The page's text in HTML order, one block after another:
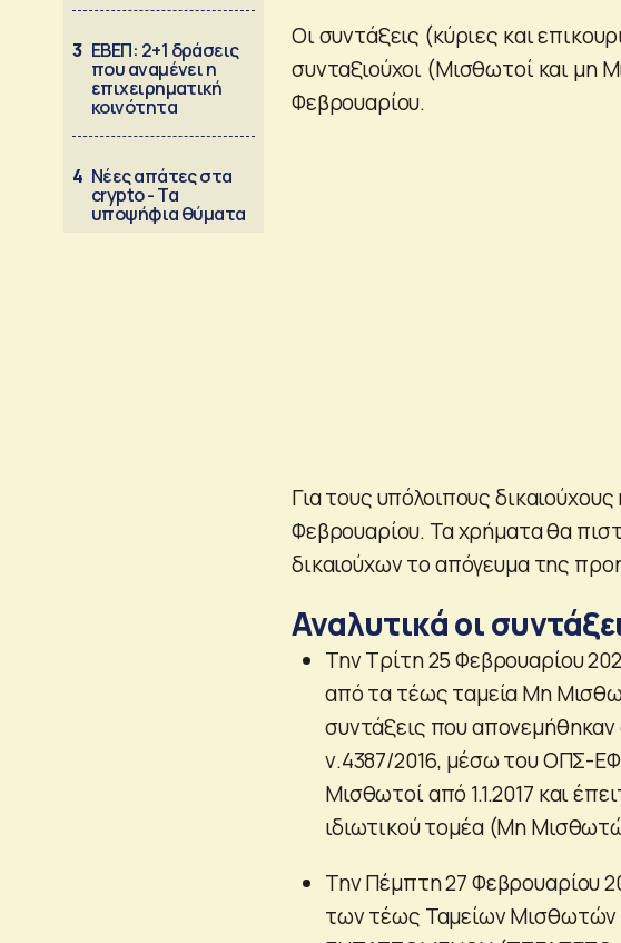
3 ΕΒΕΠ: 2+1 δράσεις
που αναμένει η
επιχειρηματική
κοινότητα
4 Νέες απάτες στα
crypto - Τα
υποψήφια θύματα
Οι συντάξεις (κύριες και
συνταξιούχοι (Μισθωτοί και μη
Φεβρουαρίου.
Για τους υπόλοιπους
Φεβρουαρίου. Τα χρήματα θα
δικαιούχων το απόγευμα της
Αναλυτικά οι
Την Τρίτη 25 Φεβρουαρίου
από τα τέως ταμεία Μη
συντάξεις που
ν.4387/2016, μέσω του ΟΠΣ-
Μισθωτοί από 1.1.2017 και
ιδιωτικού τομέα (Μη
Την Πέμπτη 27 Φεβρουαρίου
των τέως Ταμείων